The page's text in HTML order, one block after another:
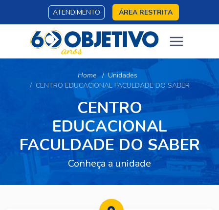
ATENDIMENTO ÁREA RESTRITA
Home
Unidades
CENTRO EDUCACIONAL FACULDADE DO SABER
CENTRO
EDUCACIONAL
FACULDADE DO SABER
Conheça a unidade